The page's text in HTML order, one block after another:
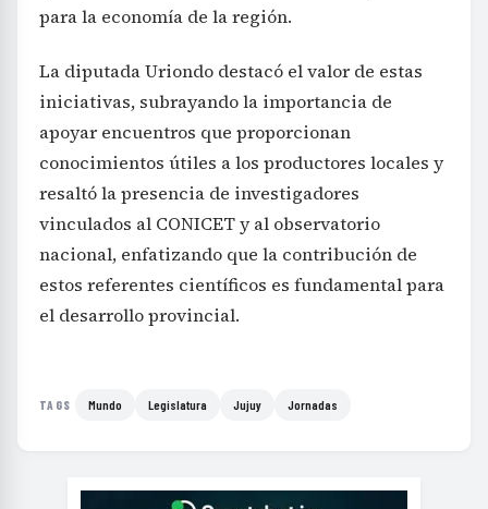
para la economía de la región.
La diputada Uriondo destacó el valor de estas
iniciativas, subrayando la importancia de
apoyar encuentros que proporcionan
conocimientos útiles a los productores locales y
resaltó la presencia de investigadores
vinculados al CONICET y al observatorio
nacional, enfatizando que la contribución de
estos referentes científicos es fundamental para
el desarrollo provincial.
TAGS Mundo Legislatura Jujuy Jornadas